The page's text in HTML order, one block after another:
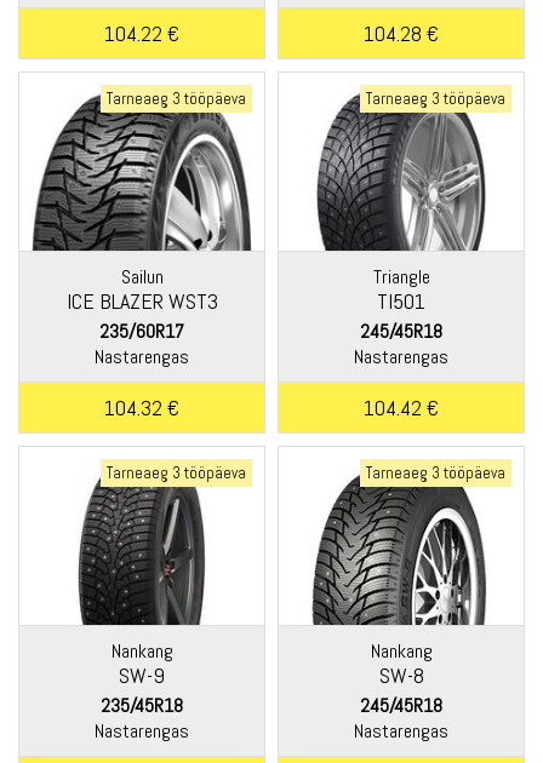
104.22 € 104.28 €
Tarneaeg 3 tööpäeva
Sailun
ICE BLAZER WST3
235/60R17
Nastarengas
104.32 €
Tarneaeg 3 tööpäeva
Triangle
TI501
245/45R18
Nastarengas
104.42 €
Tarneaeg 3 tööpäeva
Nankang
SW-9
235/45R18
Nastarengas
Tarneaeg 3 tööpäeva
Nankang
SW-8
245/45R18
Nastarengas